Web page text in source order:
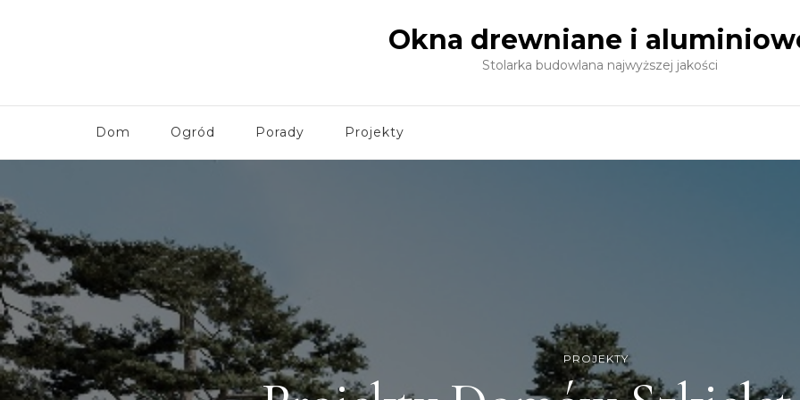
Okna drewniane i
Stolarka budowlana najwyższej jakości
Dom Ogród Porady Projekty
PROJEKTY